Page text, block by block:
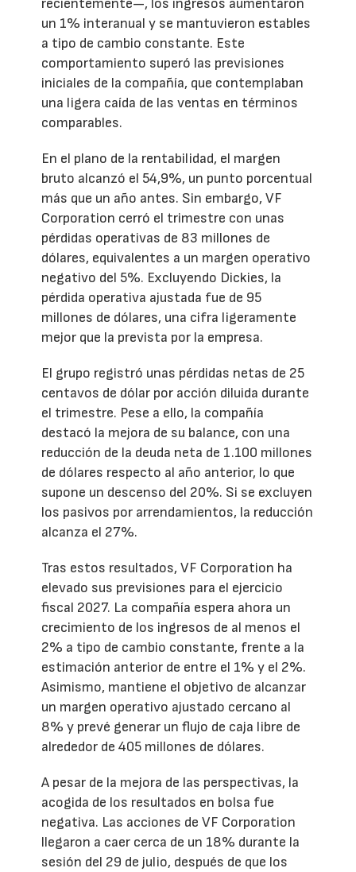
recientemente—, los ingresos aumentaron
un 1% interanual y se mantuvieron estables
a tipo de cambio constante. Este
comportamiento superó las previsiones
iniciales de la compañía, que contemplaban
una ligera caída de las ventas en términos
comparables.
En el plano de la rentabilidad, el margen
bruto alcanzó el 54,9%, un punto porcentual
más que un año antes. Sin embargo, VF
Corporation cerró el trimestre con unas
pérdidas operativas de 83 millones de
dólares, equivalentes a un margen operativo
negativo del 5%. Excluyendo Dickies, la
pérdida operativa ajustada fue de 95
millones de dólares, una cifra ligeramente
mejor que la prevista por la empresa.
El grupo registró unas pérdidas netas de 25
centavos de dólar por acción diluida durante
el trimestre. Pese a ello, la compañía
destacó la mejora de su balance, con una
reducción de la deuda neta de 1.100 millones
de dólares respecto al año anterior, lo que
supone un descenso del 20%. Si se excluyen
los pasivos por arrendamientos, la reducción
alcanza el 27%.
Tras estos resultados, VF Corporation ha
elevado sus previsiones para el ejercicio
fiscal 2027. La compañía espera ahora un
crecimiento de los ingresos de al menos el
2% a tipo de cambio constante, frente a la
estimación anterior de entre el 1% y el 2%.
Asimismo, mantiene el objetivo de alcanzar
un margen operativo ajustado cercano al
8% y prevé generar un flujo de caja libre de
alrededor de 405 millones de dólares.
A pesar de la mejora de las perspectivas, la
acogida de los resultados en bolsa fue
negativa. Las acciones de VF Corporation
llegaron a caer cerca de un 18% durante la
sesión del 29 de julio, después de que los